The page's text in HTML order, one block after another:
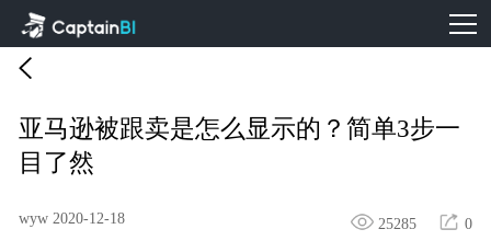
亚马逊被跟卖是怎么显示的？简单3步一
目了然
wyw